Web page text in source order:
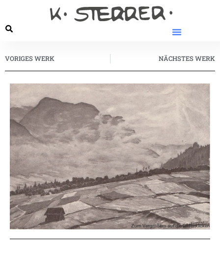
VORIGES WERK NÄCHSTES WERK
Zum Vergrößern auf die Bilder klicken